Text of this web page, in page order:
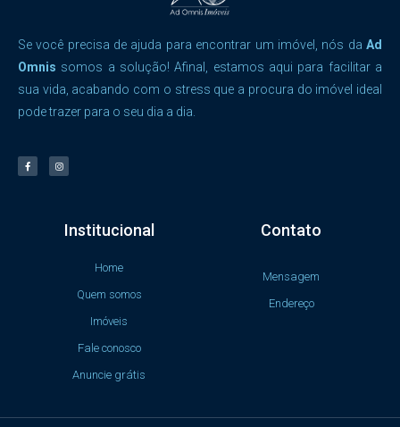
Se você precisa de ajuda para encontrar um imóvel, nós da Ad
Omnis somos a solução! Afinal, estamos aqui para facilitar a
sua vida, acabando com o stress que a procura do imóvel ideal
pode trazer para o seu dia a dia.
Institucional
Home
Quem somos
Imóveis
Fale conosco
Anuncie grátis
Contato
Mensagem
Endereço